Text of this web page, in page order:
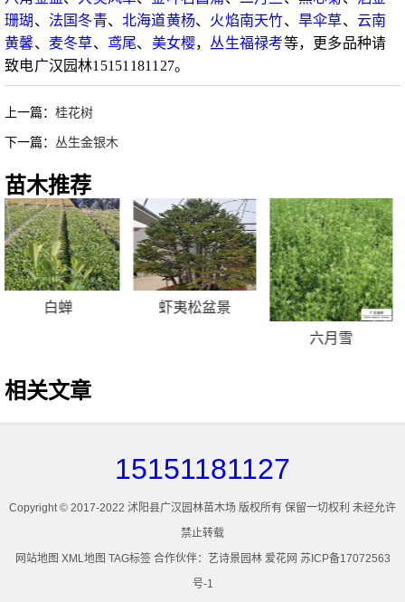
珊瑚 、 法国冬青、 北海道黄杨、 火焰南天竹、 旱伞草、 云南
黄馨、 麦冬草、 鸢尾、 美女樱， 丛生福禄考等，更多品种请
致电广汉园林15151181127。
上一篇：桂花树
下一篇： 丛生金银木
苗木推荐
金丝楠
软枝黄蝉
相关文章
15151181127
Copyright © 2017-2022 沭阳县广汉园林苗木场 版权所有 保留一切权利 未经允许
禁止转载
网站地图 XML地图 TAG标签合作伙伴： 艺诗景园林 爱花网 苏ICP备17072563
号-1